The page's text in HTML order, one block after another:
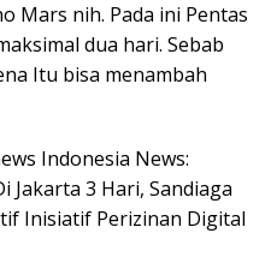
Mars nih. Pada ini Pentas
dua hari. Sebab
Itu bisa menambah
Indonesia News:
Jakarta 3 Hari, Sandiaga
Inisiatif Perizinan Digital